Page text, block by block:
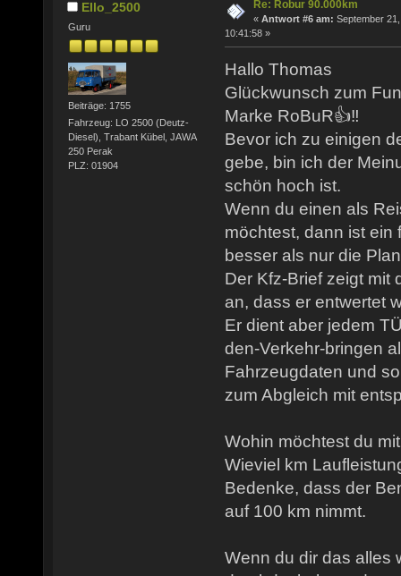
Ello_2500
Guru
Beiträge: 1755
Fahrzeug: LO 2500 (Deutz-
Diesel), Trabant Kübel, JAWA
250 Perak
PLZ: 01904
Re: Robur 90.000km
« Antwort #6 am: September
10:41:58 »
Hallo Thomas
Glückwunsch zum
Marke RoBuR👍‼️
Bevor ich zu einigen
gebe, bin ich der
schön hoch ist.
Wenn du einen als
möchtest, dann ist ein
besser als nur die
Der Kfz-Brief zeigt mit
an, dass er entwertet
Er dient aber jedem
den-Verkehr-bringen
Fahrzeugdaten und
zum Abgleich mit
Wohin möchtest du
Wieviel km
Bedenke, dass der
auf 100 km nimmt.
Wenn du dir das alles